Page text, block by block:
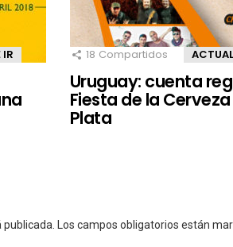
IR 18 Compartidos
Uruguay: cuenta
Fiesta de la
Plata
Los campos obligatorios están